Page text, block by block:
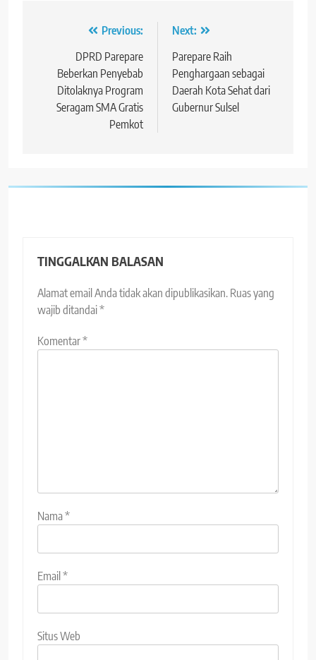
Navigasi Previous:
DPRD Parepare
Beberkan Penyebab
Ditolaknya Program
Seragam SMA Gratis
Pemkot
Next:
Parepare Raih
Penghargaan sebagai
Daerah Kota Sehat dari
Gubernur Sulsel
TINGGALKAN BALASAN
Alamat email Anda tidak akan dipublikasikan. Ruas yang
wajib ditandai*
Komentar*
Nama*
Email *
Situs Web